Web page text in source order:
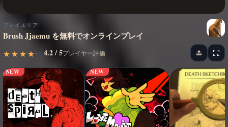
プレイエリア
Brush Jjaemu を無料でオンラインプレイ
★
★ ★
★ ★
★ ★
★ ★
★ 4.2 / 5プレイヤー評価
NEW NEW